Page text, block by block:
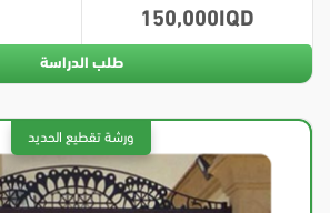
150,000
طلب الدراسة